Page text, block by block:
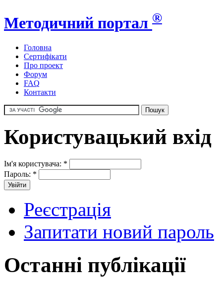
Методичний портал ®
Головна
Сертифікати
Про проект
Форум
FAQ
Контакти
Користувацький вхід
Ім'я користувача: *
Пароль: *
Реєстрація
Запитати новий пароль
Останні публікації